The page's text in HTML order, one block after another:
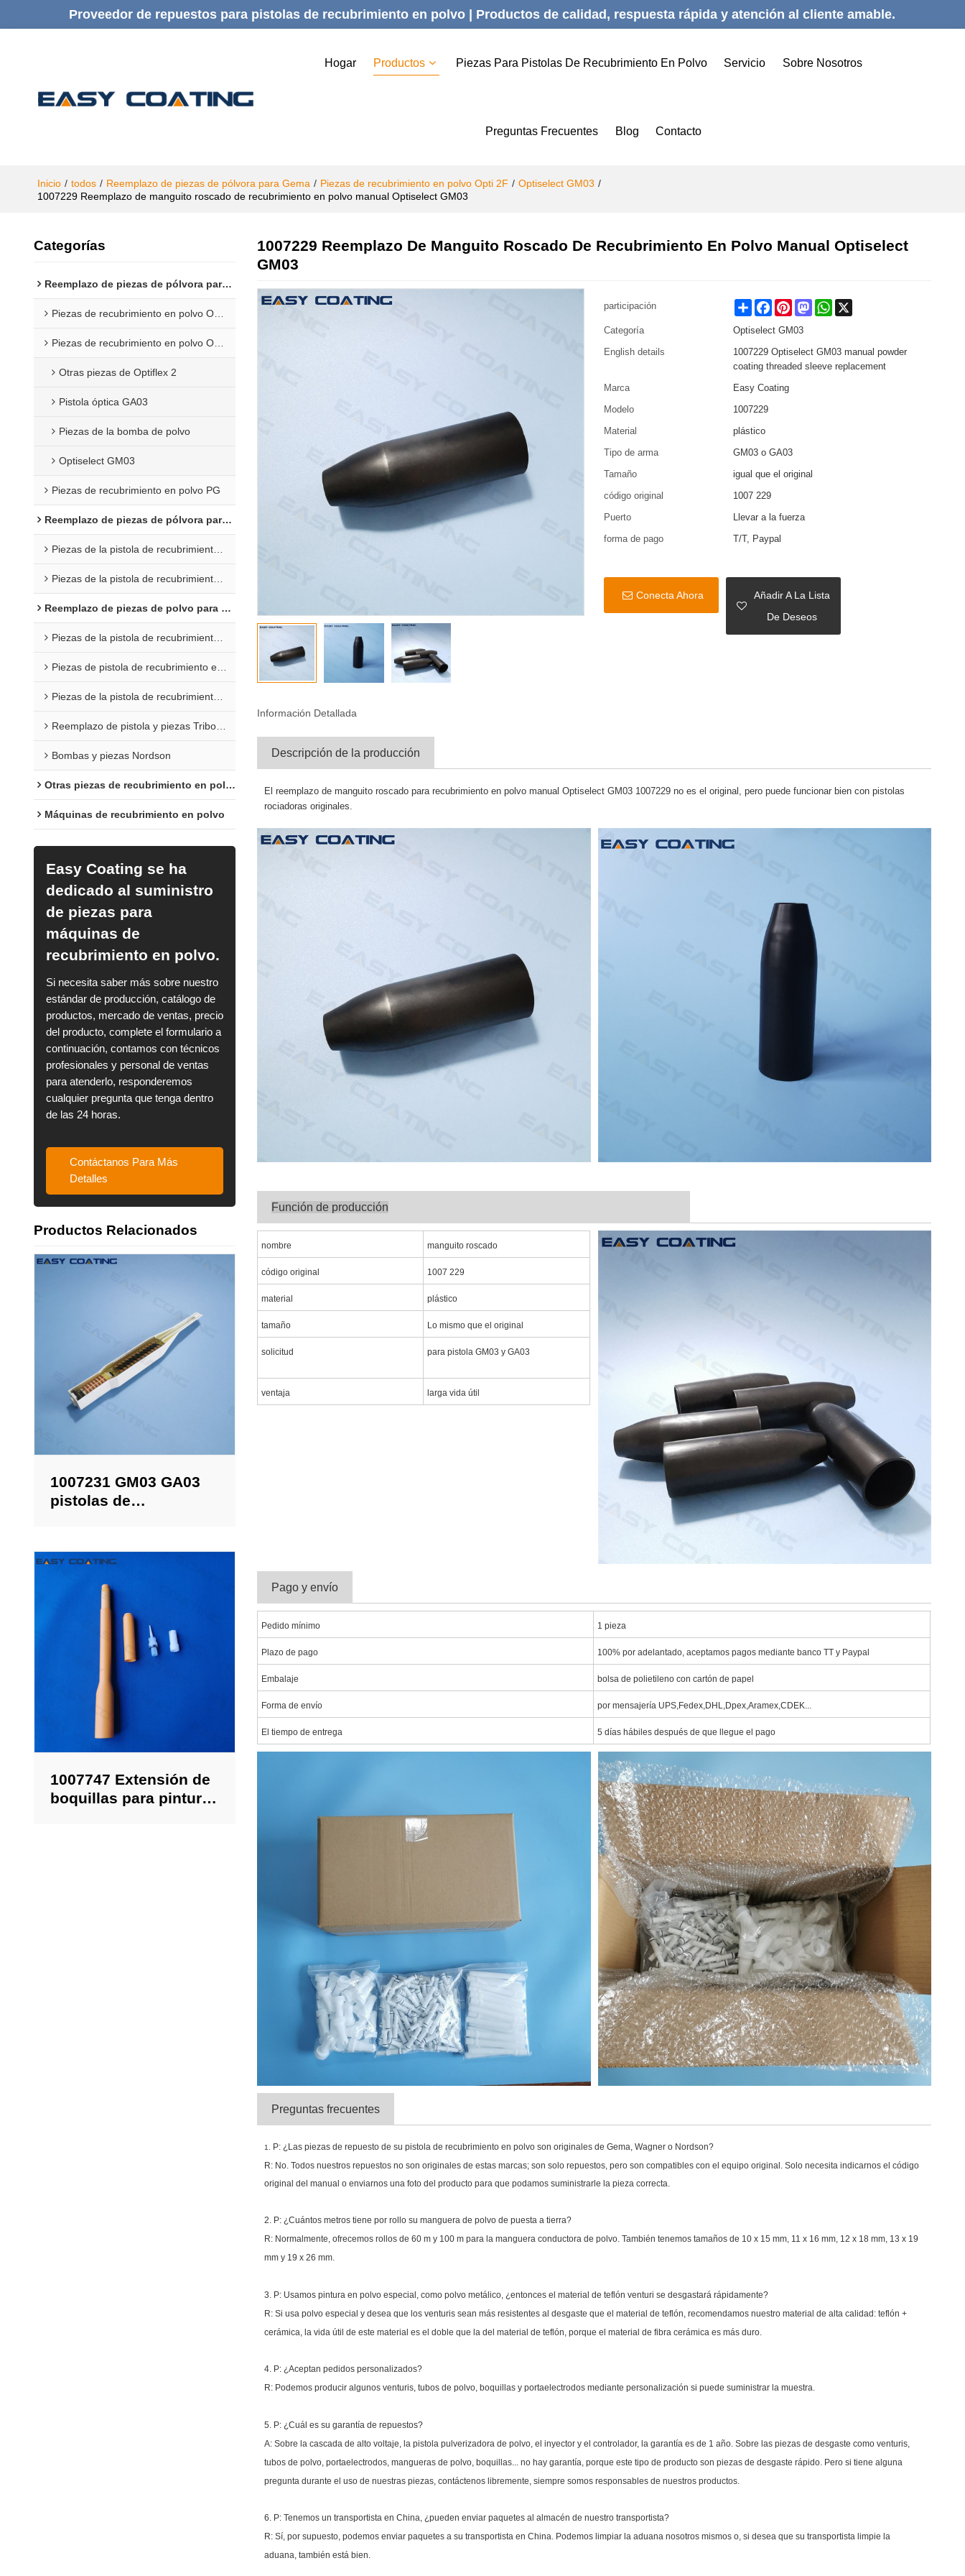
Proveedor de repuestos para pistolas de recubrimiento en polvo | Productos de calidad, respuesta rápida y atención al cliente amable.
Hogar Productos Piezas Para Pistolas De Recubrimiento En Polvo Servicio Sobre Nosotros
Preguntas Frecuentes Blog Contacto
Inicio / todos / Reemplazo de piezas de pólvora para Gema / Piezas de recubrimiento en polvo Opti 2F / Optiselect GM03 /
1007229 Reemplazo de manguito roscado de recubrimiento en polvo manual Optiselect GM03
Categorías
Reemplazo de piezas de pólvora para Gema
Piezas de recubrimiento en polvo Opti 1F
Piezas de recubrimiento en polvo Opti 2F
Otras piezas de Optiflex 2
Pistola óptica GA03
Piezas de la bomba de polvo
Optiselect GM03
Piezas de recubrimiento en polvo PG
Reemplazo de piezas de pólvora para Wagner
Piezas de la pistola de recubrimiento C4
Piezas de la pistola de recubrimiento en polvo X1
Reemplazo de piezas de polvo para Nordson
Piezas de la pistola de recubrimiento en polvo Encore
Piezas de pistola de recubrimiento en polvo Sure Coat
Piezas de la pistola de recubrimiento en polvo Versa
Reemplazo de pistola y piezas Tribomatic
Bombas y piezas Nordson
Otras piezas de recubrimiento en polvo
Máquinas de recubrimiento en polvo
Easy Coating se ha
dedicado al suministro
de piezas para
máquinas de
recubrimiento en polvo.
Si necesita saber más sobre nuestro
estándar de producción, catálogo de
productos, mercado de ventas, precio
del producto, complete el formulario a
continuación, contamos con técnicos
profesionales y personal de ventas
para atenderlo, responderemos
cualquier pregunta que tenga dentro
de las 24 horas.
Contáctanos Para Más
Detalles
Productos Relacionados
1007231 GM03 GA03
pistolas de
1007747 Extensión de
boquillas para pintura
1007229 Reemplazo De Manguito Roscado De Recubrimiento En Polvo Manual Optiselect
GM03
participación Share FacebookPinterestMastodonWhatsApp
Categoría
Optiselect GM03
English details
1007229 Optiselect GM03 manual powder
coating threaded sleeve replacement
Marca
Easy Coating
Modelo
1007229
Material
plástico
Tipo de arma
GM03 o GA03
Tamaño
igual que el original
código original
1007 229
Puerto
Llevar a la fuerza
forma de pago
T/T, Paypal
Conecta Ahora
Añadir A La Lista
De Deseos
Información Detallada
Descripción de la producción
El reemplazo de manguito roscado para recubrimiento en polvo manual Optiselect GM03 1007229 no es el original, pero puede funcionar bien con pistolas
rociadoras originales.
Función de producción
nombre manguito roscado
código original 1007 229
material plástico
tamaño Lo mismo que el original
solicitud para pistola GM03 y GA03
ventaja larga vida útil
Pago y envío
Pedido mínimo 1 pieza
Plazo de pago 100% por adelantado, aceptamos pagos mediante banco TT y Paypal
Embalaje bolsa de polietileno con cartón de papel
Forma de envío por mensajería UPS,Fedex,DHL,Dpex,Aramex,CDEK...
El tiempo de entrega 5 días hábiles después de que llegue el pago
Preguntas frecuentes
1. P: ¿Las piezas de repuesto de su pistola de recubrimiento en polvo son originales de Gema, Wagner o Nordson?
R: No. Todos nuestros repuestos no son originales de estas marcas; son solo repuestos, pero son compatibles con el equipo original. Solo necesita indicarnos el código
original del manual o enviarnos una foto del producto para que podamos suministrarle la pieza correcta.
2. P: ¿Cuántos metros tiene por rollo su manguera de polvo de puesta a tierra?
R: Normalmente, ofrecemos rollos de 60 m y 100 m para la manguera conductora de polvo. También tenemos tamaños de 10 x 15 mm, 11 x 16 mm, 12 x 18 mm, 13 x 19
mm y 19 x 26 mm.
3. P: Usamos pintura en polvo especial, como polvo metálico, ¿entonces el material de teflón venturi se desgastará rápidamente?
R: Si usa polvo especial y desea que los venturis sean más resistentes al desgaste que el material de teflón, recomendamos nuestro material de alta calidad: teflón +
cerámica, la vida útil de este material es el doble que la del material de teflón, porque el material de fibra cerámica es más duro.
4. P: ¿Aceptan pedidos personalizados?
R: Podemos producir algunos venturis, tubos de polvo, boquillas y portaelectrodos mediante personalización si puede suministrar la muestra.
5. P: ¿Cuál es su garantía de repuestos?
A: Sobre la cascada de alto voltaje, la pistola pulverizadora de polvo, el inyector y el controlador, la garantía es de 1 año. Sobre las piezas de desgaste como venturis,
tubos de polvo, portaelectrodos, mangueras de polvo, boquillas... no hay garantía, porque este tipo de producto son piezas de desgaste rápido. Pero si tiene alguna
pregunta durante el uso de nuestras piezas, contáctenos libremente, siempre somos responsables de nuestros productos.
6. P: Tenemos un transportista en China, ¿pueden enviar paquetes al almacén de nuestro transportista?
R: Sí, por supuesto, podemos enviar paquetes a su transportista en China. Podemos limpiar la aduana nosotros mismos o, si desea que su transportista limpie la
aduana, también está bien.